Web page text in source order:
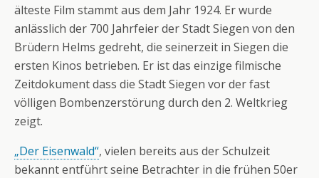
älteste Film stammt aus dem Jahr 1924. Er wurde
anlässlich der 700 Jahrfeier der Stadt Siegen von den
Brüdern Helms gedreht, die seinerzeit in Siegen die
ersten Kinos betrieben. Er ist das einzige filmische
Zeitdokument dass die Stadt Siegen vor der fast
völligen Bombenzerstörung durch den 2. Weltkrieg
zeigt.
„Der Eisenwald“, vielen bereits aus der Schulzeit
bekannt entführt seine Betrachter in die frühen 50er